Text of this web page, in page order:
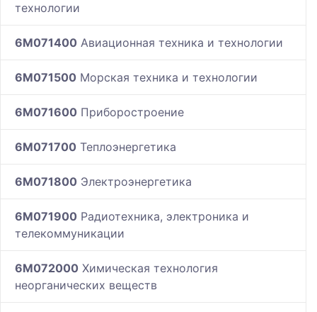
технологии
6M071400 Авиационная техника и технологии
6M071500 Морская техника и технологии
6M071600 Приборостроение
6M071700 Теплоэнергетика
6M071800 Электроэнергетика
6M071900 Радиотехника, электроника и
телекоммуникации
6M072000 Химическая технология
неорганических веществ